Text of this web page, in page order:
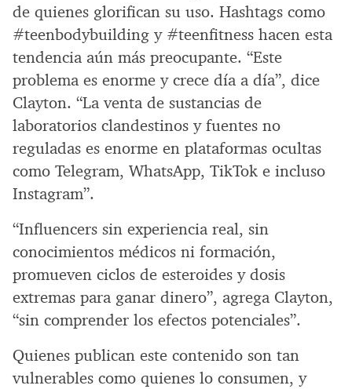
de quienes glorifican su uso. Hashtags como
#teenbodybuilding y #teenfitness hacen esta
tendencia aún más preocupante. “Este
problema es enorme y crece día a día”, dice
Clayton. “La venta de sustancias de
laboratorios clandestinos y fuentes no
reguladas es enorme en plataformas ocultas
como Telegram, WhatsApp, TikTok e incluso
Instagram”.
“Influencers sin experiencia real, sin
conocimientos médicos ni formación,
promueven ciclos de esteroides y dosis
extremas para ganar dinero”, agrega Clayton,
“sin comprender los efectos potenciales”.
Quienes publican este contenido son tan
vulnerables como quienes lo consumen, y